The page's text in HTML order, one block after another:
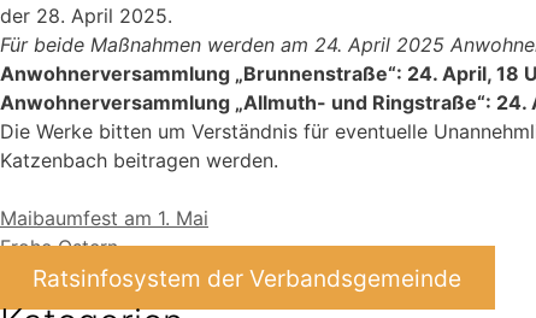
der 28. April 2025.
Für beide Maßnahmen werden am 24. April 2025
Anwohnerversammlung „Brunnenstraße“: 24. April, 18
Anwohnerversammlung „Allmuth- und Ringstraße“: 24.
Die Werke bitten um Verständnis für eventuelle
Katzenbach beitragen werden.
Maibaumfest am 1. Mai
Frohe Ostern
Ratsinfosystem der Verbandsgemeinde